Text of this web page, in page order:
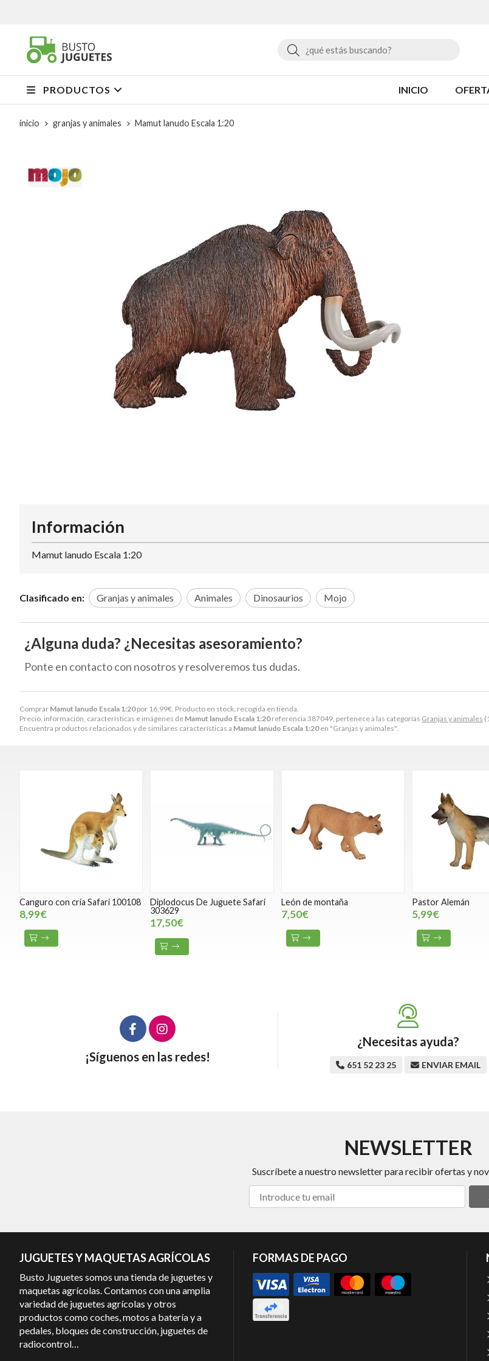
Buscar
PRODUCTOS INICIO
inicio granjas y animales Mamut lanudo Escala 1:20
Comprar Mamut lanudo Escala 1:20por 16,99€ . Producto en stock, recogida en tienda.
Precio, información, características e imágenes de Mamut lanudo Escala 1:20referencia 387049, pertenece a las categorías Granjas y animales
Encuentra productos relacionados y de similares características a Mamut lanudo Escala 1:20en "Granjas y animales".
Información
Mamut lanudo Escala 1:20
Clasificado en: Granjas y animales Animales Dinosaurios Mojo
¿Alguna duda? ¿Necesitas asesoramiento?
Ponte en contacto con nosotros y resolveremos tus dudas.
Canguro con cría Safari 100108
8,99€
Diplodocus De Juguete Safari
303629
17,50€
León de montaña
7,50€
Pastor Alemán
5,99€
¡Síguenos en las redes!
¿Necesitas ayuda?
651 52 23 25 ENVIAR EMAIL
NEWSLETTER
Suscríbete a nuestro newsletter para recibir ofertas y
JUGUETES Y MAQUETAS AGRÍCOLAS
Busto Juguetes somos una tienda de juguetes y
maquetas agrícolas. Contamos con una amplia
variedad de juguetes agrícolas y otros
productos como coches, motos a batería y a
pedales, bloques de construcción, juguetes de
radiocontrol…
FORMAS DE PAGO